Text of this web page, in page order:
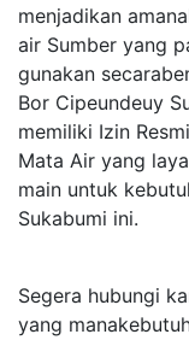
menjadikan
air Sumber yang
gunakan
Bor Cipeundeuy
memiliki Izin
Mata Air yang
main untuk
Sukabumi ini.
Segera hubungi
yang